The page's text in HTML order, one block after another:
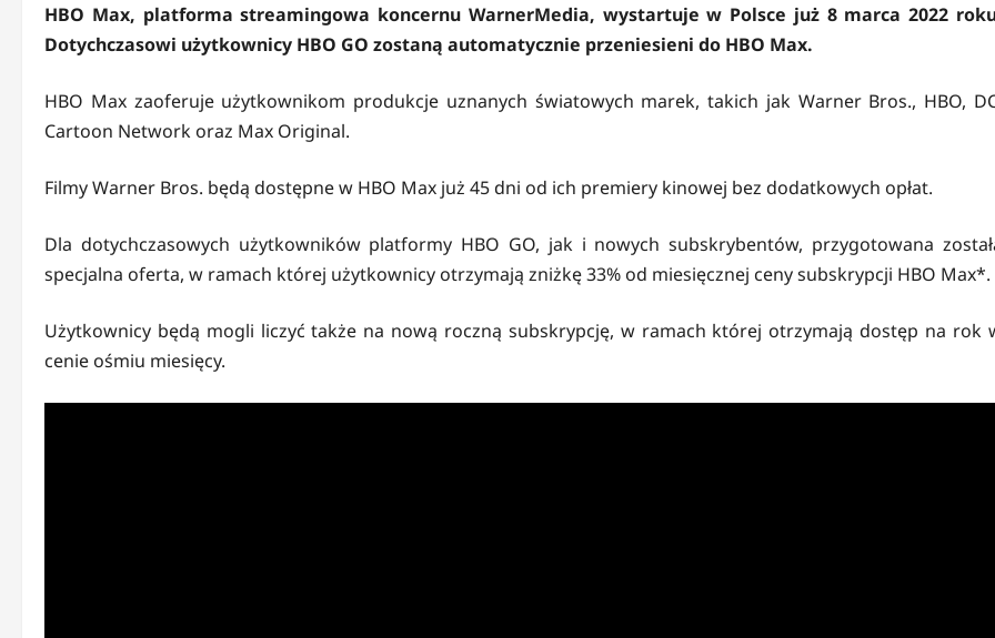
HBO Max, platforma streamingowa koncernu WarnerMedia, wystartuje w Polsce już 8 marca 2022
Dotychczasowi użytkownicy HBO GO zostaną automatycznie przeniesieni do HBO Max.
HBO Max zaoferuje użytkownikom produkcje uznanych światowych marek, takich jak Warner Bros., HBO,
Cartoon Network oraz Max Original.
Filmy Warner Bros. będą dostępne w HBO Max już 45 dni od ich premiery kinowej bez dodatkowych opłat.
Dla dotychczasowych użytkowników platformy HBO GO, jak i nowych subskrybentów, przygotowana
specjalna oferta, w ramach której użytkownicy otrzymają zniżkę 33% od miesięcznej ceny subskrypcji HBO Max*.
Użytkownicy będą mogli liczyć także na nową roczną subskrypcję, w ramach której otrzymają dostęp na rok
cenie ośmiu miesięcy.